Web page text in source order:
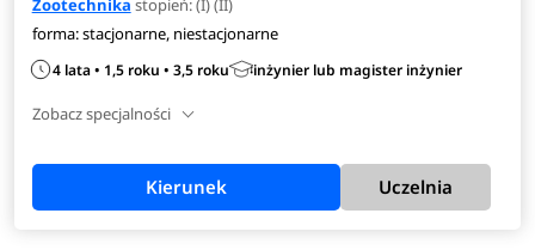
Zootechnika stopień: (I) (II)
forma: stacjonarne, niestacjonarne
4 lata • 1,5 roku • 3,5 roku inżynier lub magister inżynier
Zobacz specjalności
Kierunek Uczelnia